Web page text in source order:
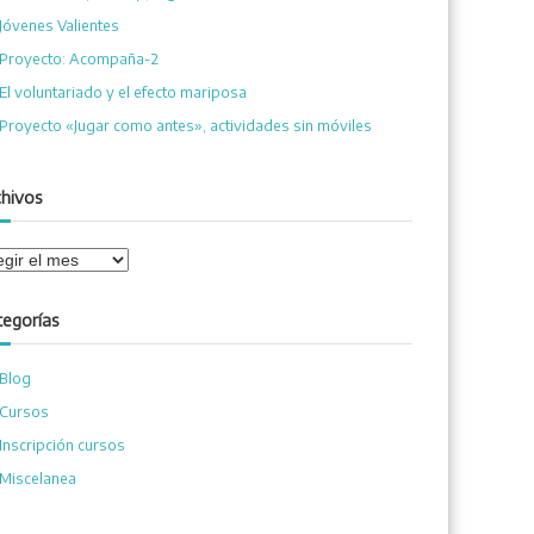
Jóvenes Valientes
Proyecto: Acompaña-2
El voluntariado y el efecto mariposa
Proyecto «Jugar como antes», actividades sin móviles
Blog
Cursos
Inscripción cursos
Miscelanea